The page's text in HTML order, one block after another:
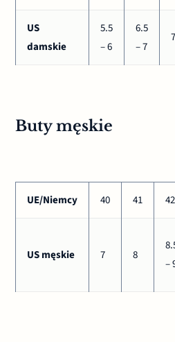
US
damskie
5.5
– 6
6.5
– 7
Buty męskie
UE/Niemcy 40 41 42
US męskie 7 8
–